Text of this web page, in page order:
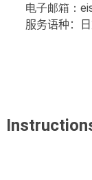
电子邮箱：
服务语种 ：